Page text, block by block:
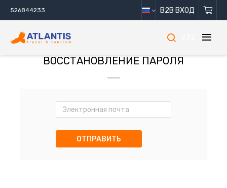
526844233 B2B ВХОД
ВОССТАНОВЛЕНИЕ ПАРОЛЯ
ОТПРАВИТЬ